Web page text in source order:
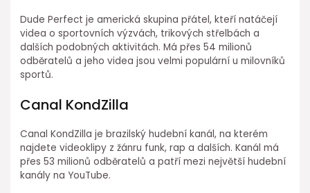
Dude Perfect je americká skupina přátel, kteří natáčejí
videa o sportovních výzvách, trikových střelbách a
dalších podobných aktivitách. Má přes 54 milionů
odběratelů a jeho videa jsou velmi populární u milovníků
sportů.
Canal KondZilla
Canal KondZilla je brazilský hudební kanál, na kterém
najdete videoklipy z žánru funk, rap a dalších. Kanál má
přes 53 milionů odběratelů a patří mezi největší hudební
kanály na YouTube.